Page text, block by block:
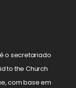
o secretariado
to the Church
com base em